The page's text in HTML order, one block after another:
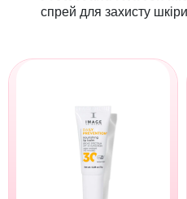
спрей для захисту